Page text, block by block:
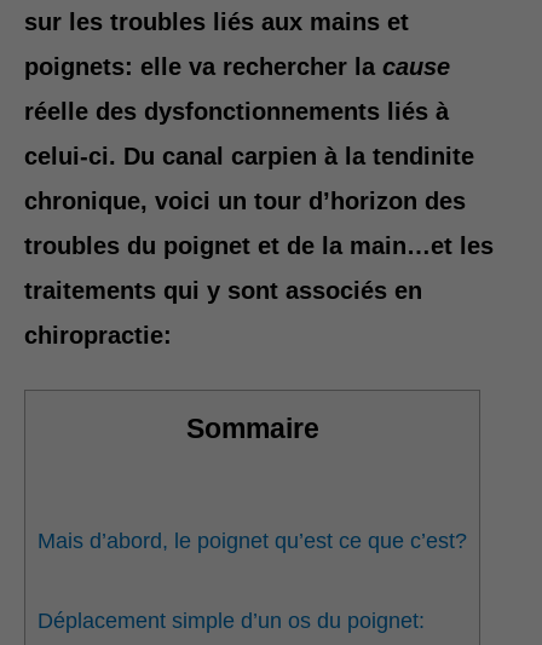
sur les troubles liés aux mains et
poignets: elle va rechercher la cause
réelle des dysfonctionnements liés à
celui-ci. Du canal carpien à la tendinite
chronique, voici un tour d’horizon des
troubles du poignet et de la main…et les
traitements qui y sont associés en
chiropractie:
Sommaire
Mais d’abord, le poignet qu’est ce que c’est?
Déplacement simple d’un os du poignet: